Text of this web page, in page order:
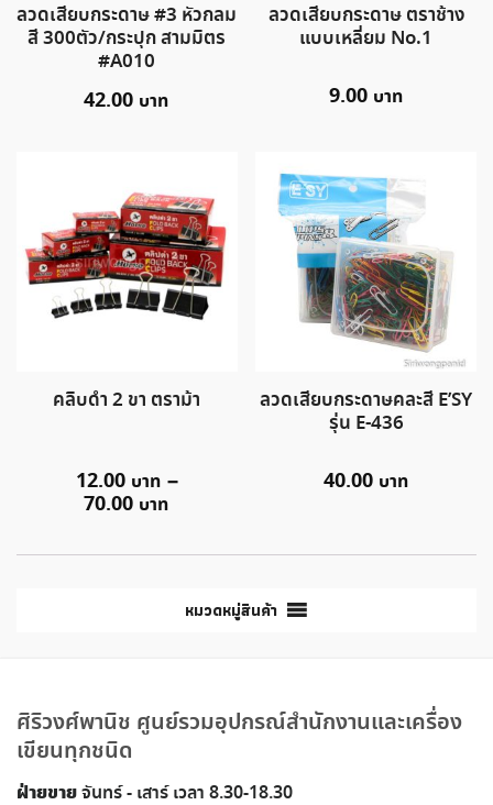
ลวดเสียบกระดาษ #3 หัวกลม
สี 300ตัว/กระปุก สามมิตร
#A010
42.00
ลวดเสียบกระดาษ ตราช้าง
แบบเหลี่ยม No.1
9.00
คลิบดำ 2 ขา ตราม้า
12.00
–
70.00
ลวดเสียบกระดาษคละสี E’SY
รุ่น E-436
40.00
หมวดหมู่สินค้า
ศิริวงศ์พานิช ศูนย์รวมอุปกรณ์สำนักงานและเครื่อง
เขียนทุกชนิด
ฝ่ายขายจันทร์ - เสาร์ เวลา 8.30-18.30